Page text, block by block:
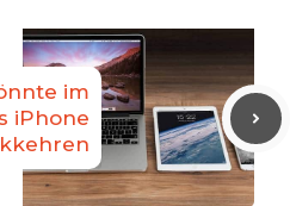
im
iPhone